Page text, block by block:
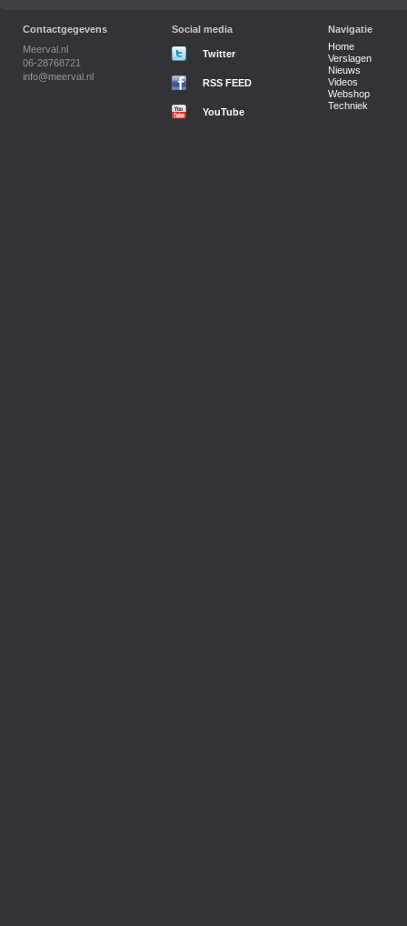
Contactgegevens
Meerval.nl
06-28768721
info@meerval.nl
Social media
Twitter
RSS FEED
YouTube
Navigatie
Home
Verslagen
Nieuws
Videos
Webshop
Techniek